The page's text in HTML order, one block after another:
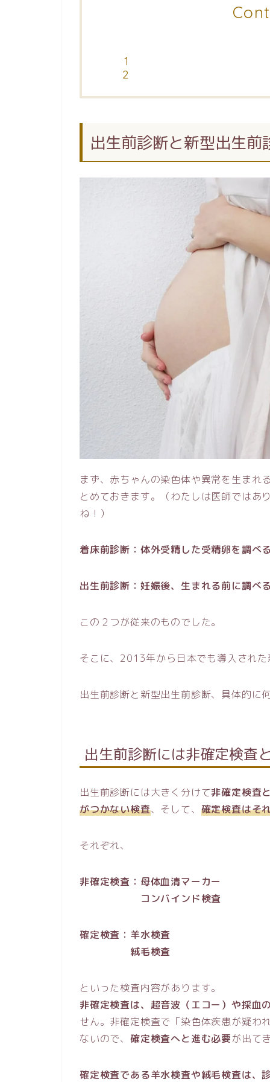
出生前診断と新型出生
まず、赤ちゃんの染色体や異常を生まれ
とめておきます。（わたしは医師ではあ
ね！）
着床前診断：体外受精した受精卵を調べ
出生前診断：妊娠後、生まれる前に調べ
この２つが従来のものでした。
そこに、2013年から日本でも導入され
出生前診断と新型出生前診断、具体的に
出生前診断には非確定検査
出生前診断には大きく分けて非確定検査
がつかない検査、そして、 確定検査はそ
それぞれ、
非確定検査：母体血清マーカー
コンバインド検査
確定検査：羊水検査
絨毛検査
といった検査内容があります。
非確定検査は、超音波（エコー）や採血
せん。非確定検査で「染色体疾患が疑わ
ないので、 確定検査へと進む必要が出て
確定検査である羊水検査や絨毛検査は、